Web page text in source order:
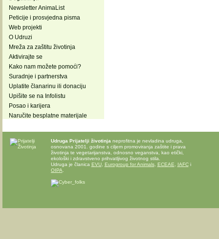
Newsletter AnimaList
Peticije i prosvjedna pisma
Web projekti
O Udruzi
Mreža za zaštitu životinja
Aktivirajte se
Kako nam možete pomoći?
Suradnje i partnerstva
Uplatite članarinu ili donaciju
Upišite se na Infolistu
Posao i karijera
Naručite besplatne materijale
Udruga Prijatelji životinja neprofitna je nevladina udruga,
osnovana 2001. godine s ciljem promoviranja zaštite i prava
životinja te vegetarijanstva, odnosno veganstva, kao etički,
ekološki i zdravstveno prihvatljivog životnog stila.
Udruga je članica EVU, Eurogroup for Animals, ECEAE IAFCi
OIPA